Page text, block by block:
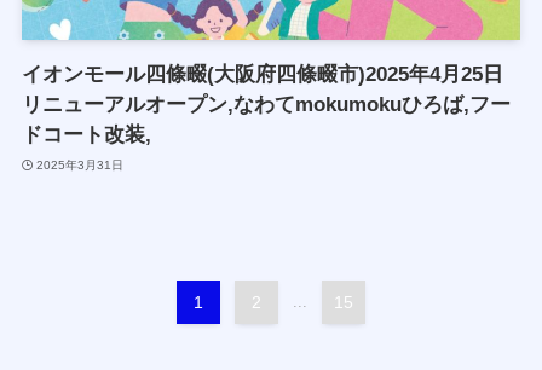
イオンモール四條畷(大阪府四條畷市)2025年4月25日
リニューアルオープン,なわてmokumokuひろば,フー
ドコート改装,
2025年3月31日
1 2 ... 15